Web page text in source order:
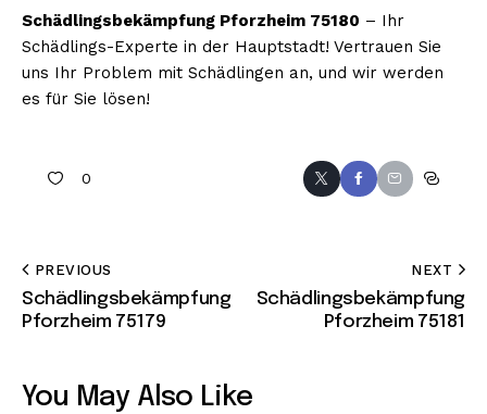
Schädlingsbekämpfung Pforzheim 75180 – Ihr
Schädlings-Experte in der Hauptstadt! Vertrauen Sie
uns Ihr Problem mit Schädlingen an, und wir werden
es für Sie lösen!
0
PREVIOUS
Schädlingsbekämpfung
Pforzheim 75179
NEXT
Schädlingsbekämpfung
Pforzheim 75181
You May Also Like